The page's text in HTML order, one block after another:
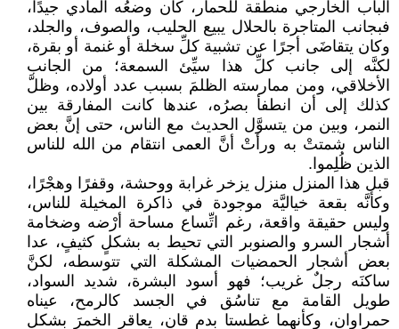
الباب الخارجي منطقة للحمار، كان وضعُه المادي جيدًا،
فبجانب المتاجرة بالحلال يبيع الحليب، والصوف، والجلد،
وكان يتقاضَى أجرًا عن تشبية كلِّ سخلة أو غنمة أو بقرة،
لكنَّه إلى جانب كلِّ هذا سيِّئ السمعة؛ من الجانب
الأخلاقي، ومن ممارسته الظلمَ بسبب عدد أولاده، وظلَّ
كذلك إلى أن انطفأ بصرُه، عندها كانت المفارقة بين
النمر، وبين من يتسوَّل الحديث مع الناس، حتى إنَّ بعض
الناس شمتتْ به ورأتْ أنَّ العمى انتقام من الله للناس
الذين ظُلِموا.
قبل هذا المنزل منزل يزخر غرابة ووحشة، وقفرًا وهجْرًا،
وكأنَّه بقعة خياليَّة موجودة في ذاكرة المخيلة للناس،
وليس حقيقة واقعة، رغم اتِّساع مساحة أرْضه وضخامة
أشجار السرو والصنوبر التي تحيط به بشكلٍ كثيفٍ، عدا
بعض أشجار الحمضيات المشكلة التي تتوسطه، لكنَّ
ساكنَه رجلٌ غريب؛ فهو أسود البشرة، شديد السواد،
طويل القامة مع تناسُق في الجسد كالرمح، عيناه
حمراوان، وكأنهما غطستا بدمٍ قانٍ، يعاقر الخمرَ بشكلٍ